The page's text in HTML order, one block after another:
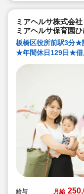
ミアヘルサ株式会社
ミアヘルサ保育園
板橋区役所前駅3分
★年間休日129日★借
給与 月給